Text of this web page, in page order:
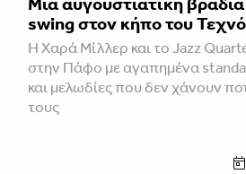
swing στον κήπο του
Η Χαρά Μίλλερ και το Jazz
στην Πάφο με αγαπημένα
και μελωδίες που δεν χάνουν
τους